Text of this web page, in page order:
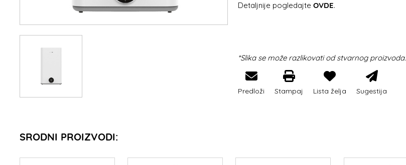
Detaljnije pogledajteOVDE.
*Slika se može razlikovati od stvarnog proizvoda.
Predloži Stampaj Lista želja Sugestija
SRODNI PROIZVODI: